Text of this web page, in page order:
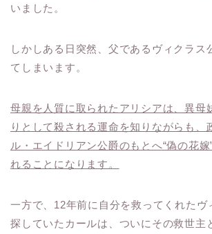
いました。
しかしある日突然、父であるヴィクラス
てしまいます。
母親を人質に取られたアリシアは、異母
りとして殺される運命を知りながらも、
ル・エイドリアン公爵のもとへ“偽の花嫁
れることになります。
一方で、12年前に自分を救ってくれたヴ
探していたカールは、ついにその救世主